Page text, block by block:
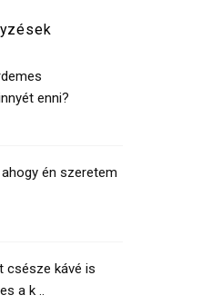
enni?
ahogy én szeretem
csésze kávé is
a k ..